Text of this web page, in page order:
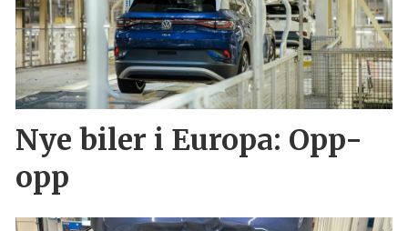
Nye biler i Europa: Opp-
opp